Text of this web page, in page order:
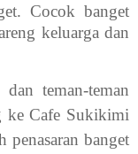
Cocok banget
keluarga dan
teman-teman
ke Cafe Sukikimi
banget